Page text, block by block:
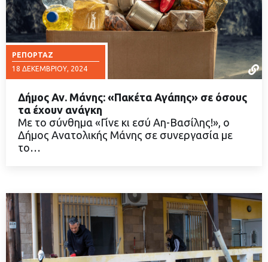
ΡΕΠΟΡΤΆΖ
18 ΔΕΚΕΜΒΡΊΟΥ, 2024
ΔΙΑΒΑΣΤΕ ΠΕΡΙΣΣΟΤΕΡΑ
Δήμος Αν. Μάνης: «Πακέτα Αγάπης» σε όσους
τα έχουν ανάγκη
Με το σύνθημα «Γίνε κι εσύ Αη-Βασίλης!», ο
Δήμος Ανατολικής Μάνης σε συνεργασία με
το…